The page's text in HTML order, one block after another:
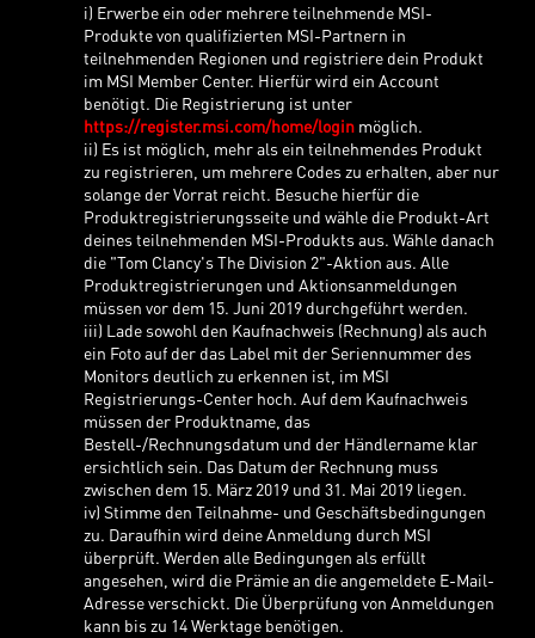
i) Erwerbe ein oder mehrere teilnehmende MSI-
Produkte von qualifizierten MSI-Partnern in
teilnehmenden Regionen und registriere dein Produkt
im MSI Member Center. Hierfür wird ein Account
benötigt. Die Registrierung ist unter
https://register.msi.com/home/login möglich.
ii) Es ist möglich, mehr als ein teilnehmendes Produkt
zu registrieren, um mehrere Codes zu erhalten, aber nur
solange der Vorrat reicht. Besuche hierfür die
Produktregistrierungsseite und wähle die Produkt-Art
deines teilnehmenden MSI-Produkts aus. Wähle danach
die "Tom Clancy's The Division 2"-Aktion aus. Alle
Produktregistrierungen und Aktionsanmeldungen
müssen vor dem 15. Juni 2019 durchgeführt werden.
iii) Lade sowohl den Kaufnachweis (Rechnung) als auch
ein Foto auf der das Label mit der Seriennummer des
Monitors deutlich zu erkennen ist, im MSI
Registrierungs-Center hoch. Auf dem Kaufnachweis
müssen der Produktname, das
Bestell-/Rechnungsdatum und der Händlername klar
ersichtlich sein. Das Datum der Rechnung muss
zwischen dem 15. März 2019 und 31. Mai 2019 liegen.
iv) Stimme den Teilnahme- und Geschäftsbedingungen
zu. Daraufhin wird deine Anmeldung durch MSI
überprüft. Werden alle Bedingungen als erfüllt
angesehen, wird die Prämie an die angemeldete E-Mail-
Adresse verschickt. Die Überprüfung von Anmeldungen
kann bis zu 14 Werktage benötigen.